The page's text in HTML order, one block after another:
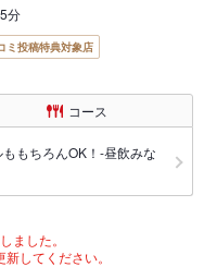
分
ミ投稿特典対象店
コース
もちろんOK！-昼飲みな
ました。
してください。